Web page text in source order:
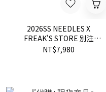
2026SS NEEDLES X
FREAK'S STORE 別注
H.D.TrackPant
NT$7,980